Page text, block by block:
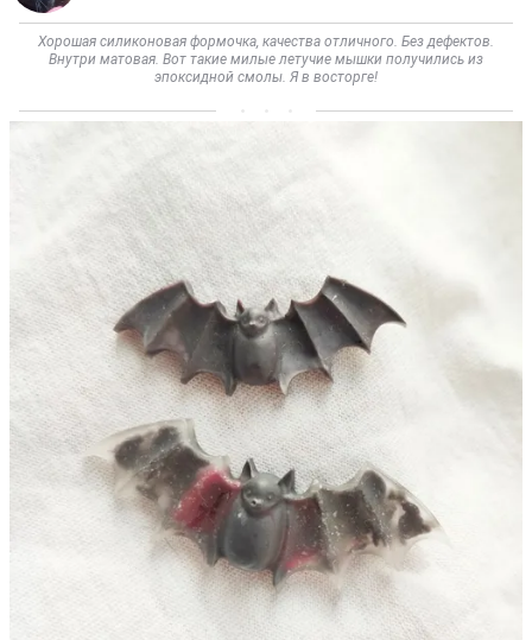
Хорошая силиконовая формочка, качества отличного. Без дефектов.
Внутри матовая. Вот такие милые летучие мышки получились из
эпоксидной смолы. Я в восторге!